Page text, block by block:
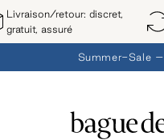
Livraison/retour: discret,
gratuit, assuré
Summer-Sale